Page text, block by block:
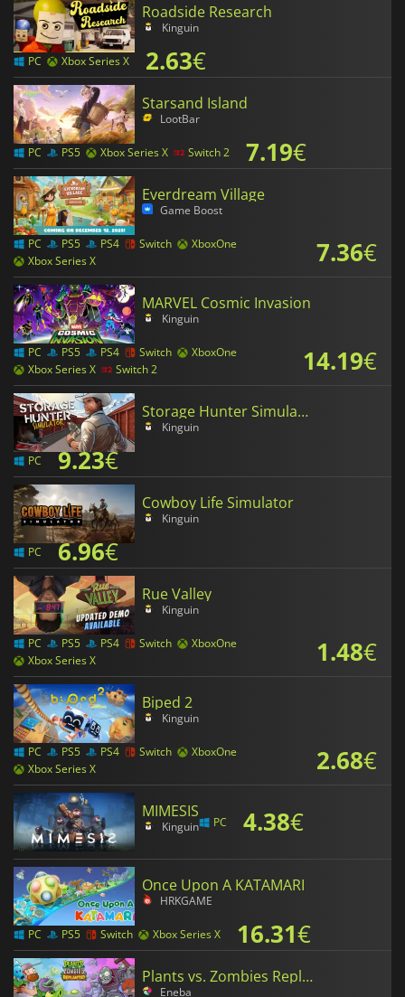
Roadside Research
Kinguin
PC Xbox Series X 2.63€
Starsand Island
LootBar
PC PS5 Xbox Series X Switch 2 7.19€
Everdream Village
Game Boost
PC PS5 PS4 Switch
XboxOne
Xbox Series X
7.36€
MARVEL Cosmic Invasion
Kinguin
PC PS5 PS4 Switch
XboxOne
Xbox Series X
Switch 2 14.19€
Storage Hunter Simulator
Kinguin
PC 9.23€
Cowboy Life Simulator
Kinguin
PC 6.96€
Rue Valley
Kinguin
PC PS5 PS4 Switch
XboxOne
Xbox Series X
1.48€
Biped 2
Kinguin
PC PS5 PS4 Switch
XboxOne
Xbox Series X
2.68€
MIMESIS
Kinguin PC 4.38€
Once Upon A KATAMARI
HRKGAME
PC PS5 Switch Xbox Series X 16.31€
Plants vs. Zombies Replanted
Eneba